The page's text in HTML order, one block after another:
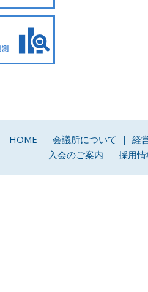
HOME 会議所について 経
入会のご案内
採用情